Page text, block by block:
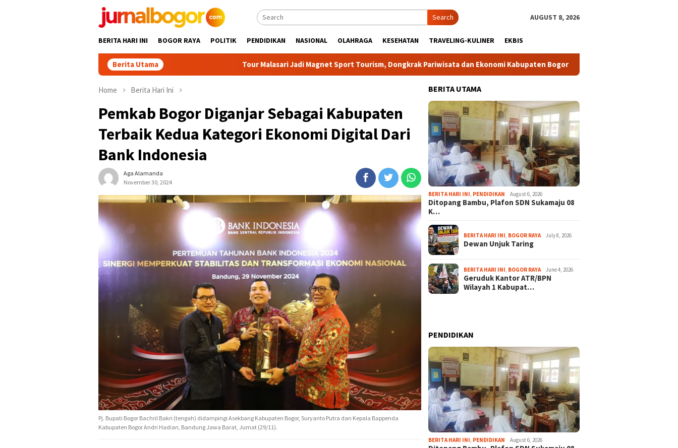
Search AUGUST 8, 2026
BERITA HARI INI BOGOR RAYA POLITIK PENDIDIKAN NASIONAL OLAHRAGA KESEHATAN TRAVELING-KULINER EKBIS
Berita Utama Tour Malasari Jadi Magnet Sport Tourism, Dongkrak Pariwisata dan Ekonomi Kabupaten Bogor Tour Malasari Halimun Salak Kian
Home Berita Hari Ini
Pemkab Bogor Diganjar Sebagai Kabupaten
Terbaik Kedua Kategori Ekonomi Digital Dari
Bank Indonesia
Aga Alamanda
November 30, 2024
Pj. Bupati Bogor Bachril Bakri (tengah) didampingi Asekbang Kabupaten Bogor, Suryanto Putra dan Kepala Bappenda
Kabupaten Bogor Andri Hadian, Bandung Jawa Barat, Jumat (29/11).
BERITA UTAMA
BERITA HARI INI PENDIDIKAN August 6, 2026
Ditopang Bambu, Plafon SDN Sukamaju 08
K…
BERITA HARI INI BOGOR RAYA July 8, 2026
Dewan Unjuk Taring
BERITA HARI INI BOGOR RAYA June 4, 2026
Geruduk Kantor ATR/BPN
Wilayah 1 Kabupat…
PENDIDIKAN
BERITA HARI INI PENDIDIKAN August 6, 2026